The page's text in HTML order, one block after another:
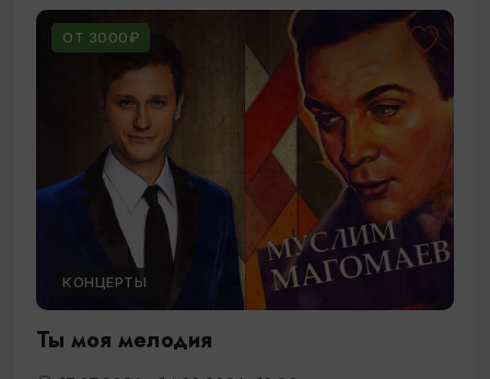
ОТ 3000₽
КОНЦЕРТЫ
Ты моя мелодия